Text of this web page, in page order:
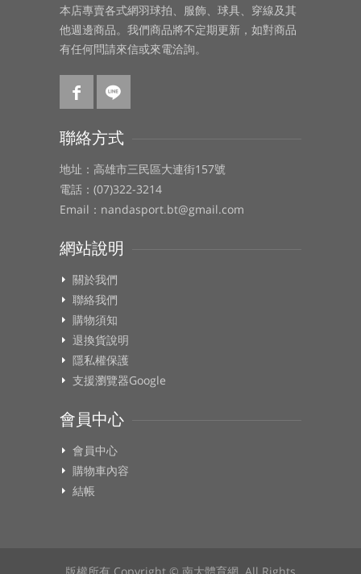
本網站保留限制單一訂單可包含的商品品項與數
量限制之權利；如遇商品缺貨或不再生產時，保
留此訂單出貨的權利。
任何時間變更商品在網站上的售價。因此您同意
刊載於本網站的產品資訊與實際商品可能有所差
當您以信用卡支付商品價款時，必須輸入有效的
信用卡號。本網站將會與發卡銀行系統連繫，以
確認信用卡的有效性，並在確認成功授權後，發
出確認電子郵件通知您，該款項將由您的信用卡
運送方式：商品透過貨運/宅配運送。您所訂購
之商品若經配送兩次無法送達，且再經本公司以
電話或E-mail均無法聯繫逾三天者，本網站將取
消該筆訂單，並由專人與您聯繫並進行退貨/退
款。
運送範圍：限台灣本島不含離島地區，收件地址
請勿為郵政信箱。
商品安裝
本網站所銷售的一般商品皆不提供代客安裝及組
裝的服務。
依照消費者保護法規定，網路購物的消費者均享
本店專賣各式網羽球拍、服飾、球具、穿線及其
他週邊商品。我們商品將不定期更新，如對商品
有任何問請來信或來電洽詢。
聯絡方式
地址：高雄市三民區大連街157號
電話：(07)322-3214
Email：nandasport.bt@gmail.com
網站說明
關於我們
聯絡我們
購物須知
退換貨說明
隱私權保護
支援瀏覽器Google
會員中心
會員中心
購物車內容
結帳